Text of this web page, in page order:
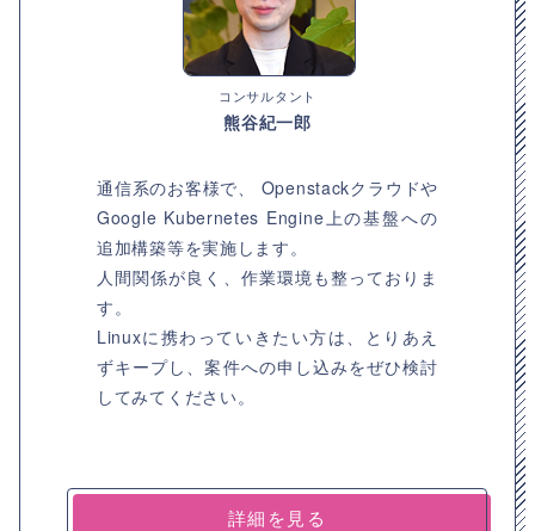
コンサルタント
熊谷紀一郎
通信系のお客様で、 Openstackクラウドや
Google Kubernetes Engine上の基盤への
追加構築等を実施します。
人間関係が良く、作業環境も整っておりま
す。
Linuxに携わっていきたい方は、とりあえ
ずキープし、案件への申し込みをぜひ検討
してみてください。
詳細を見る